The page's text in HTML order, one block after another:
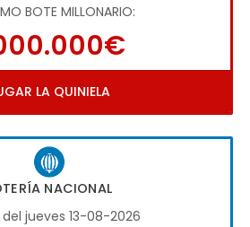
BOTE MILLONARIO:
LA QUINIELA
NACIONAL
jueves 13-08-2026